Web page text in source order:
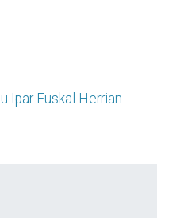
Ipar Euskal Herrian